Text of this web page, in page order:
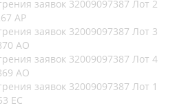
заявок 32009097387 Лот 2
АР
заявок 32009097387 Лот 3
АО
заявок 32009097387 Лот 4
АО
заявок 32009097387 Лот 1
ЕС